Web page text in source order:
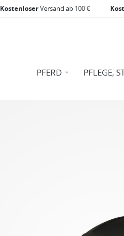
KostenloserVersand ab 100 €
PFERD PFLEGE,